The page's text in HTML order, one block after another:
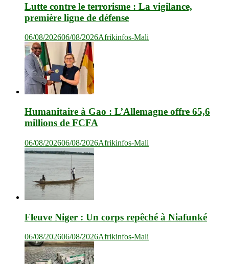
Lutte contre le terrorisme : La vigilance,
première ligne de défense
06/08/202606/08/2026Afrikinfos-Mali
Humanitaire à Gao : L’Allemagne offre 65,6
millions de FCFA
06/08/202606/08/2026Afrikinfos-Mali
Fleuve Niger : Un corps repêché à Niafunké
06/08/202606/08/2026Afrikinfos-Mali